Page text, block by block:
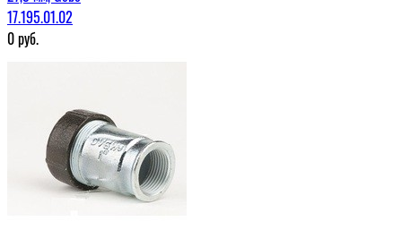
17.195.01.02
0руб.